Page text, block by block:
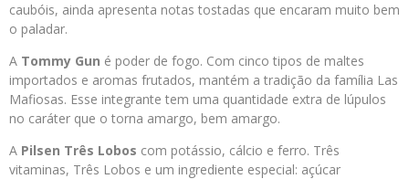
caubóis, ainda apresenta notas tostadas que encaram muito bem
o paladar.
A Tommy Gun é poder de fogo. Com cinco tipos de maltes
importados e aromas frutados, mantém a tradição da família Las
Mafiosas. Esse integrante tem uma quantidade extra de lúpulos
no caráter que o torna amargo, bem amargo.
A Pilsen Três Lobos com potássio, cálcio e ferro. Três
vitaminas, Três Lobos e um ingrediente especial: açúcar